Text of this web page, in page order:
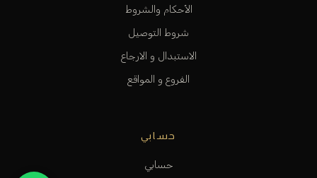
الأحكام والشروط
شروط التوصيل
الاستبدال و الارجاع
الفروع و المواقع
حسابي
حسابي